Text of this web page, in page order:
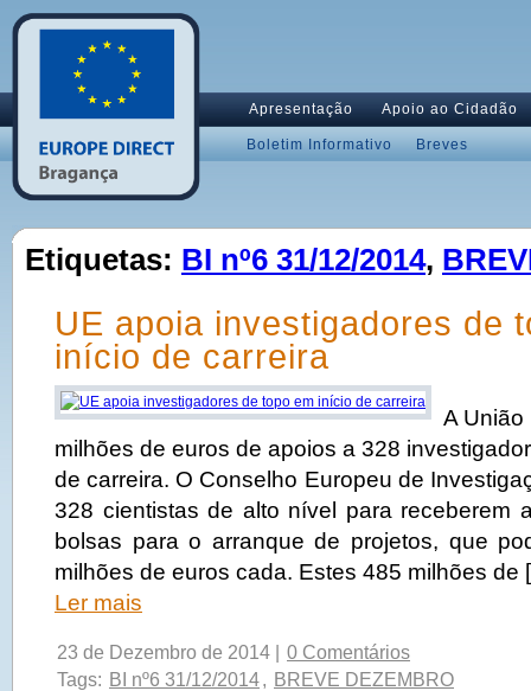
Apresentação Apoio ao Cidadão
Boletim Informativo Breves
Etiquetas: BI nº6 31/12/2014,
UE apoia investigadores de
início de carreira
A União
milhões de euros de apoios a 328
de carreira. O Conselho Europeu de
328 cientistas de alto nível para receberem
bolsas para o arranque de projetos, que
milhões de euros cada. Estes 485 milhões
Ler mais
23 de Dezembro de 2014 |
0 Comentários
Tags: BI nº6 31/12/2014, BREVE DEZEMBRO